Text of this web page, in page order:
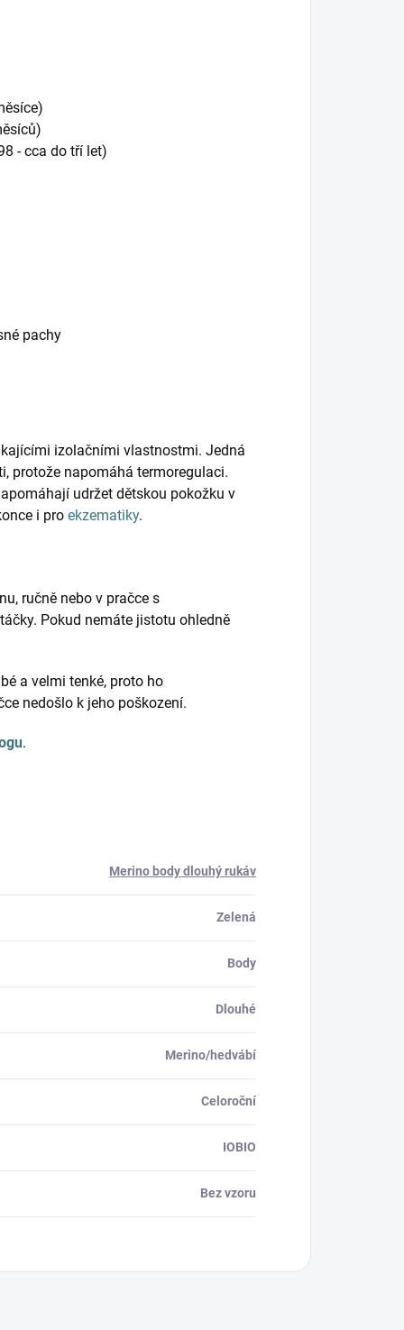
- cca do tří let)
pachy
izolačními vlastnostmi. Jedná
protože napomáhá termoregulaci.
udržet dětskou pokožku v
i pro ekzematiky.
ručně nebo v pračce s
Pokud nemáte jistotu ohledně
a velmi tenké, proto ho
nedošlo k jeho poškození.
.
Merino body dlouhý rukáv
Zelená
Body
Dlouhé
Merino/hedvábí
Celoroční
IOBIO
Bez vzoru